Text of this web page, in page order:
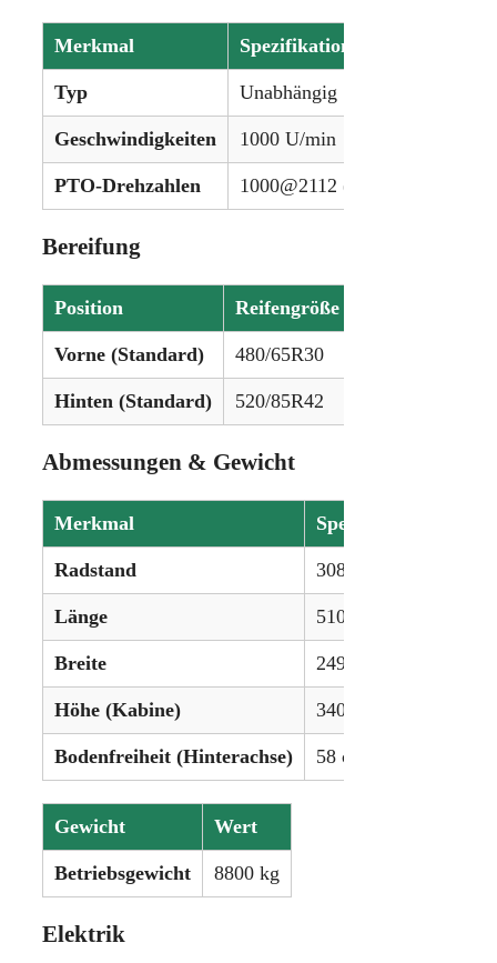
Merkmal Spezifikation
Typ Unabhängig
Geschwindigkeiten 1000 U/min
PTO-Drehzahlen 1000@2112 (hinten),
Bereifung
Position Reifengröße
Vorne (Standard) 480/65R30
Hinten (Standard) 520/85R42
Abmessungen & Gewicht
Merkmal Spezifikation
Radstand 308 cm (mit
Länge 510 cm
Breite 249 cm
Höhe (Kabine) 340 cm
Bodenfreiheit (Hinterachse) 58 cm
Gewicht Wert
Betriebsgewicht 8800 kg
Elektrik